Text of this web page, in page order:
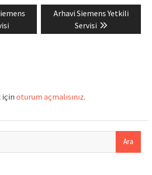
Next
Arhavi Siemens Yetkili
Servisi
için oturum açmalısınız.